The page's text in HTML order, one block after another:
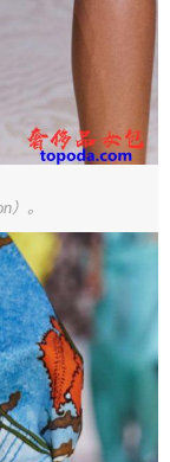
）。